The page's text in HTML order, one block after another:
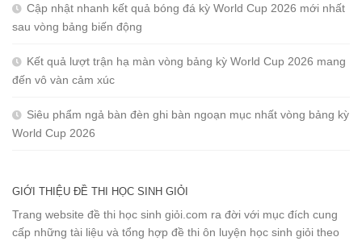
Cập nhật nhanh kết quả bóng đá kỳ World Cup 2026 mới nhất
sau vòng bảng biến động
Kết quả lượt trận hạ màn vòng bảng kỳ World Cup 2026 mang
đến vô vàn cảm xúc
Siêu phẩm ngả bàn đèn ghi bàn ngoạn mục nhất vòng bảng kỳ
World Cup 2026
GIỚI THIỆU ĐỀ THI HỌC SINH GIỎI
Trang website đề thi học sinh giỏi.com ra đời với mục đích cung
cấp những tài liệu và tổng hợp đề thi ôn luyện học sinh giỏi theo